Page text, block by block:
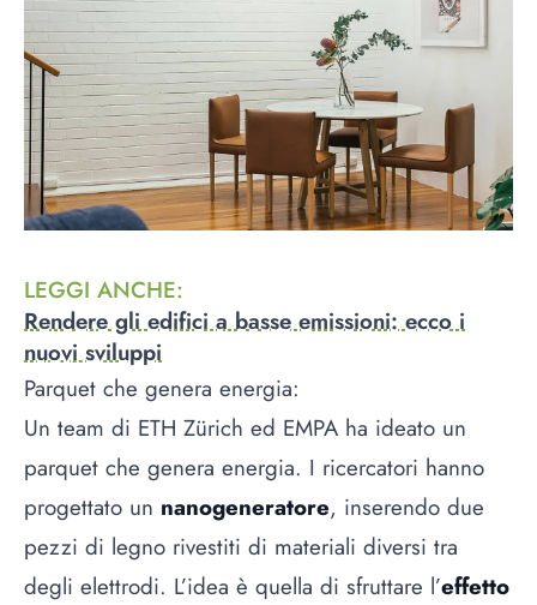
LEGGI ANCHE:
Rendere gli edifici a basse emissioni: ecco i
nuovi sviluppi
Parquet che genera energia:
Un team di ETH Zürich ed EMPA ha ideato un
parquet che genera energia. I ricercatori hanno
progettato un nanogeneratore, inserendo due
pezzi di legno rivestiti di materiali diversi tra
degli elettrodi. L’idea è quella di sfruttare l’effetto